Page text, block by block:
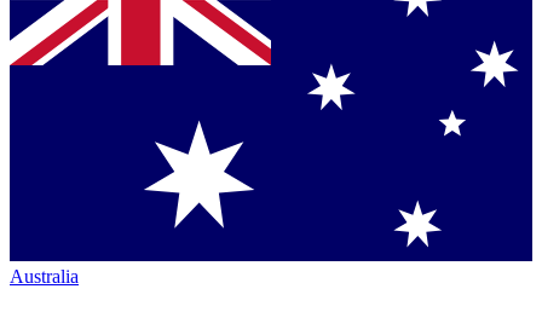
Australia